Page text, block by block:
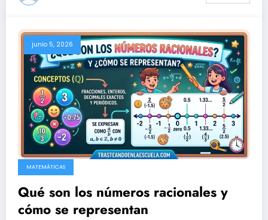
junio 5, 2026
MATEMÁTICAS
Qué son los números racionales y
cómo se representan